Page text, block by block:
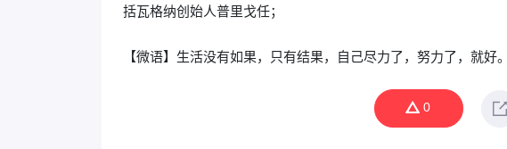
括瓦格纳创始人普里戈任；
【微语】生活没有如果，只有结果，自己尽力了，努力了，就好。
0